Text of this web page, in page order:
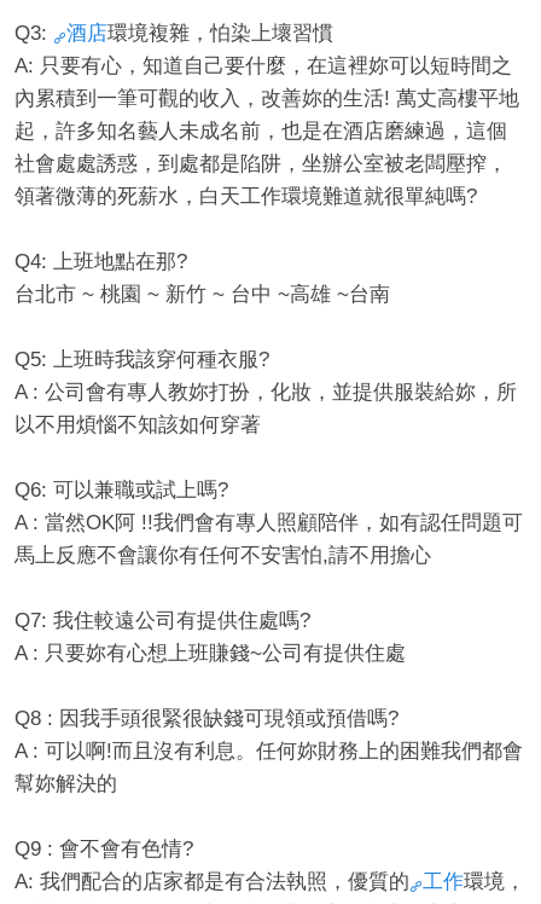
Q3: 酒店環境複雜，怕染上壞習慣
A: 只要有心，知道自己要什麼，在這裡妳可以短時間之
內累積到一筆可觀的收入，改善妳的生活! 萬丈高樓平地
起，許多知名藝人未成名前，也是在酒店磨練過，這個
社會處處誘惑，到處都是陷阱，坐辦公室被老闆壓搾，
領著微薄的死薪水，白天工作環境難道就很單純嗎?
Q4: 上班地點在那?
台北市 ~ 桃園 ~ 新竹 ~ 台中 ~高雄 ~台南
Q5: 上班時我該穿何種衣服?
A : 公司會有專人教妳打扮，化妝，並提供服裝給妳，所
以不用煩惱不知該如何穿著
Q6: 可以兼職或試上嗎?
A : 當然OK阿 !!我們會有專人照顧陪伴，如有認任問題可
馬上反應不會讓你有任何不安害怕,請不用擔心
Q7: 我住較遠公司有提供住處嗎?
A : 只要妳有心想上班賺錢~公司有提供住處
Q8 : 因我手頭很緊很缺錢可現領或預借嗎?
A : 可以啊!而且沒有利息。任何妳財務上的困難我們都會
幫妳解決的
Q9 : 會不會有色情?
A: 我們配合的店家都是有合法執照，優質的
工作環境，